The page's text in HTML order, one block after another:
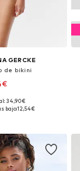
GERCKE
de bikini
85, 90, 90, 95
34,90€
bajo:12,54€